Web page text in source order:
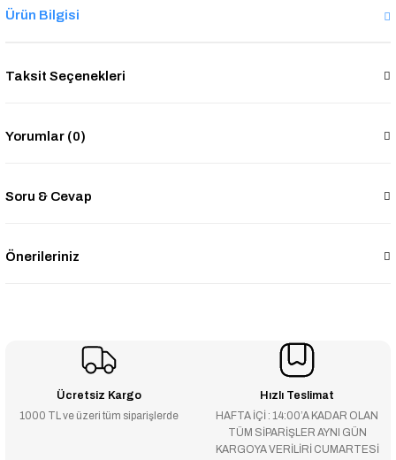
Ürün Bilgisi
Taksit Seçenekleri
Yorumlar (0)
Soru & Cevap
Önerileriniz
Ücretsiz Kargo
1000 TL ve üzeri tüm siparişlerde
Hızlı Teslimat
HAFTA İÇİ : 14:00’A KADAR OLAN
TÜM SİPARİŞLER AYNI GÜN
KARGOYA VERİLİRİ CUMARTESİ